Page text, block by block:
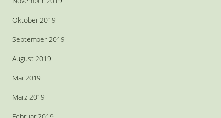
Oktober 2019
September 2019
August 2019
Mai 2019
März 2019